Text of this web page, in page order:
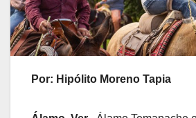
Por: Hipólito Moreno Tapia